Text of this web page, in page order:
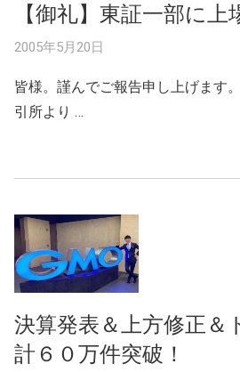
【御礼】東証一部に上
2005年5月20日
皆様。謹んでご報告申し上げます
引所より …
決算発表＆上方修正＆
計６０万件突破！